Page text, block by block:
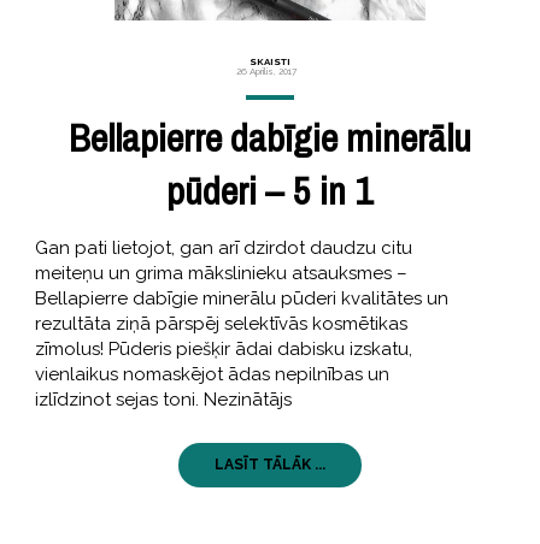
SKAISTI
26 Aprīlis, 2017
Bellapierre dabīgie minerālu
pūderi – 5 in 1
Gan pati lietojot, gan arī dzirdot daudzu citu
meiteņu un grima mākslinieku atsauksmes –
Bellapierre dabīgie minerālu pūderi kvalitātes un
rezultāta ziņā pārspēj selektīvās kosmētikas
zīmolus! Pūderis piešķir ādai dabisku izskatu,
vienlaikus nomaskējot ādas nepilnības un
izlīdzinot sejas toni. Nezinātājs
LASĪT TĀLĀK ...